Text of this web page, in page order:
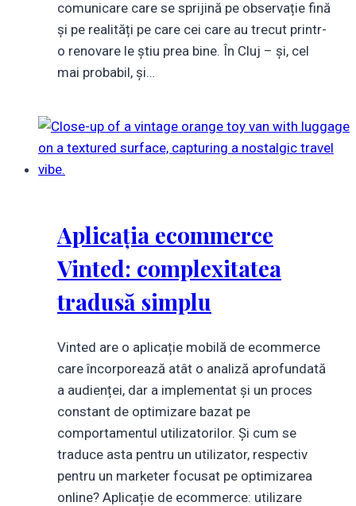
comunicare care se sprijină pe observație fină
și pe realități pe care cei care au trecut printr-
o renovare le știu prea bine. În Cluj – și, cel
mai probabil, și…
Aplicația ecommerce
Vinted: complexitatea
tradusă simplu
Vinted are o aplicație mobilă de ecommerce
care încorporează atât o analiză aprofundată
a audienței, dar a implementat și un proces
constant de optimizare bazat pe
comportamentul utilizatorilor. Și cum se
traduce asta pentru un utilizator, respectiv
pentru un marketer focusat pe optimizarea
online? Aplicație de ecommerce: utilizare